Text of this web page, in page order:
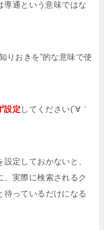
導通という意味ではな
りおきを”的な意味で使
設定 してください(´∀｀
定しておかないと、
、実際に検索されるク
待っているだけになる